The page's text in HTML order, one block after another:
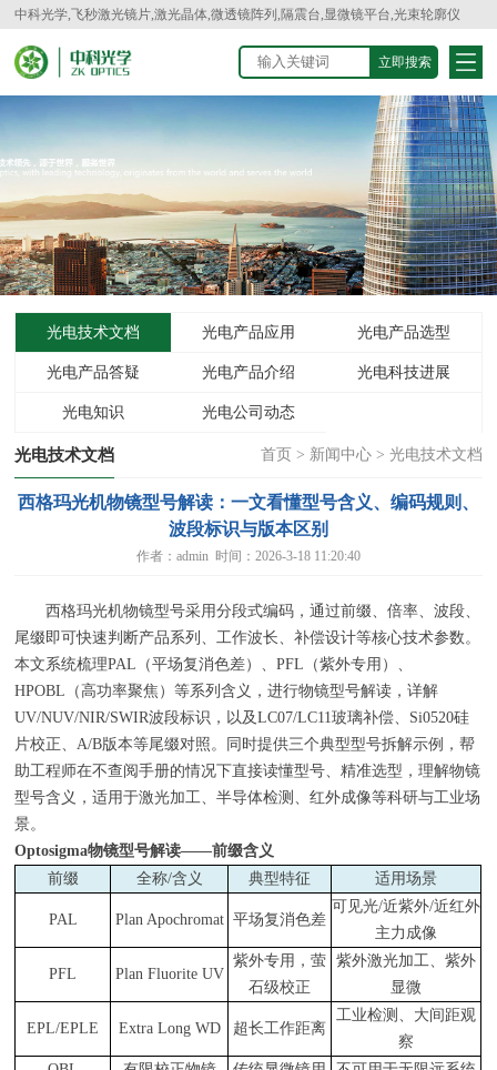
中科光学,飞秒激光镜片,激光晶体,微透镜阵列,隔震台,显微镜平台,光束轮廓仪
光电技术文档 光电产品应用 光电产品选型
光电产品答疑 光电产品介绍 光电科技进展
光电知识 光电公司动态
光电技术文档 首页 > 新闻中心> 光电技术文档
西格玛光机物镜型号解读：一文看懂型号含义、编码规则、
波段标识与版本区别
作者：admin 时间：2026-3-18 11:20:40
西格玛光机物镜型号采用分段式编码，通过前缀、倍率、波段、
尾缀即可快速判断产品系列、工作波长、补偿设计等核心技术参数。
本文系统梳理PAL （平场复消色差）、PFL （紫外专用）、
HPOBL （高功率聚焦）等系列含义，进行物镜型号解读，详解
UV/NUV/NIR/SWIR波段标识，以及LC07/LC11玻璃补偿、 Si0520硅
片校正、A/B版本等尾缀对照。同时提供三个典型型号拆解示例，帮
助工程师在不查阅手册的情况下直接读懂型号、精准选型，理解物镜
型号含义，适用于激光加工、半导体检测、红外成像等科研与工业场
景。
Optosigma物镜型号解读——前缀含义
前缀
全称/含义 典型特征 适用场景
PAL Plan Apochromat 平场复消色差
可见光/近紫外/近红外
主力成像
PFL Plan Fluorite UV
紫外专用，萤
石级校正
紫外激光加工、紫外
显微
EPL/EPLE Extra Long WD 超长工作距离
工业检测、大间距观
察